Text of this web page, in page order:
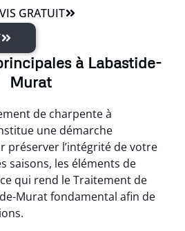
GRATUIT
à Labastide-
Murat
de charpente à
une démarche
préserver l’intégrité de votre
saisons, les éléments de
qui rend le Traitement de
Murat fondamental afin de